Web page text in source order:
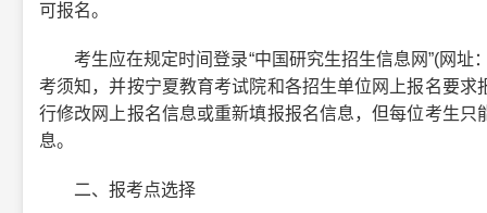
可报名。
考生应在规定时间登录“中国研究生招生信息网”(网址
考须知，并按宁夏教育考试院和各招生单位网上报名要
行修改网上报名信息或重新填报报名信息，但每位考生
息。
二、报考点选择